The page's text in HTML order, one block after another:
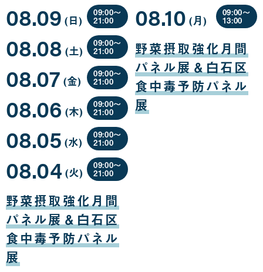
野菜摂取強化月間
パネル展＆白石区
食中毒予防パネル
展
08.04
月
04
日
(火曜
日
)
09:00〜
21:00
08.05
月
05
日
(水曜
日
)
09:00〜
21:00
08.06
月
06
日
(木曜
日
)
09:00〜
21:00
08.07
月
07
(金曜
日
)
09:00〜
21:00
08.08
月
08
(土曜
日
)
09:00〜
21:00
08.09
月
09
(日曜
日
)
09:00〜
21:00
野菜摂取強化月間
パネル展＆白石区
食中毒予防パネル
展
08.10
月
10
日
(月曜
日
)
09:00〜
13:00